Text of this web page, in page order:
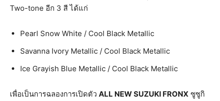
Two-tone อีก 3 สี ได้แก่
Pearl Snow White / Cool Black Metallic
Savanna Ivory Metallic / Cool Black Metallic
Ice Grayish Blue Metallic / Cool Black Metallic
เพื่อเป็นการฉลองการเปิดตัว ALL NEW SUZUKI FRONX ซูซูกิ